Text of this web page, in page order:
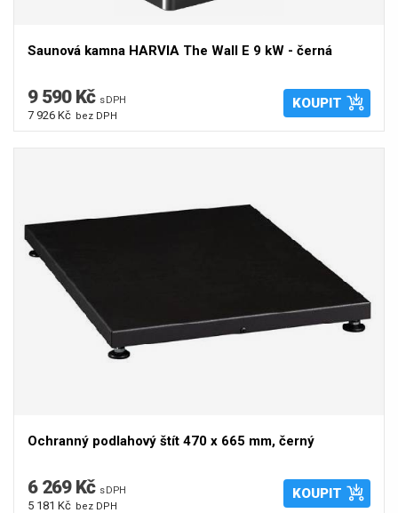
Saunová kamna HARVIA The Wall E 9 kW - černá
9 590 Kč s DPH
7 926 Kč bez DPH
KOUPIT
Ochranný podlahový štít 470 x 665 mm, černý
6 269 Kč s DPH
5 181 Kč bez DPH
KOUPIT